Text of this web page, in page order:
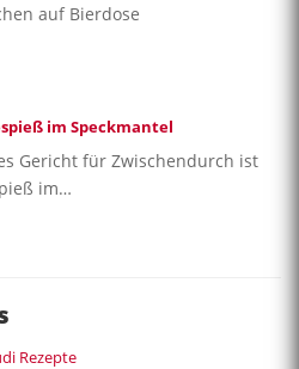
auf Bierdose
im Speckmantel
Gericht für Zwischendurch ist
im…
Rezepte